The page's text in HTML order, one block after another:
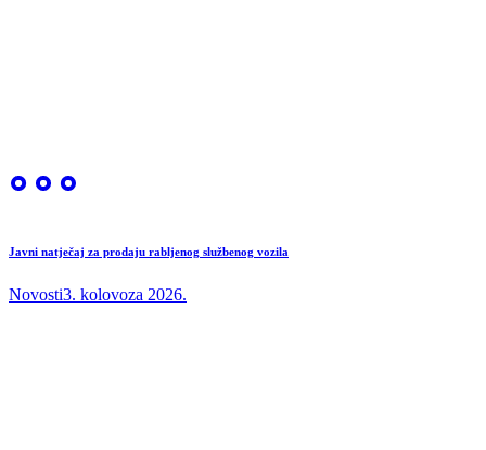
Javni natječaj za prodaju rabljenog službenog vozila
Novosti3. kolovoza 2026.